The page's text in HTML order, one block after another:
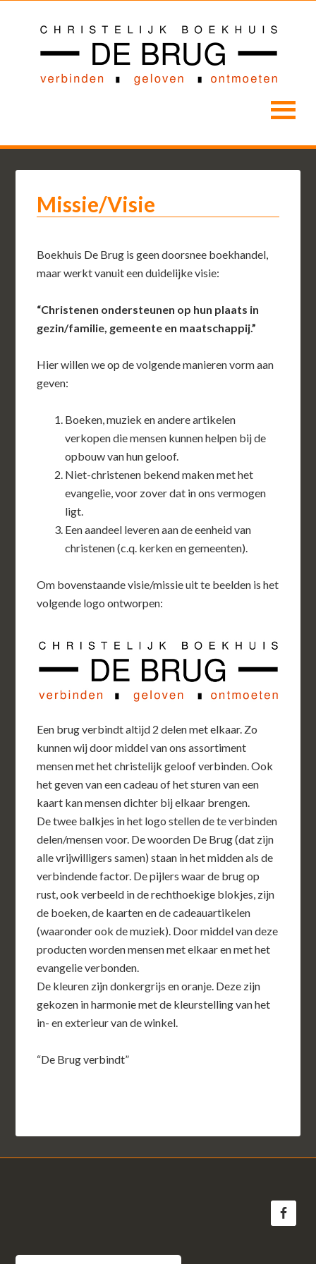
Missie/Visie
Boekhuis De Brug is geen doorsnee boekhandel,
maar werkt vanuit een duidelijke visie:
“Christenen ondersteunen op hun plaats in
gezin/familie, gemeente en maatschappij.”
Hier willen we op de volgende manieren vorm aan
geven:
Boeken, muziek en andere artikelen
verkopen die mensen kunnen helpen bij de
opbouw van hun geloof.
Niet-christenen bekend maken met het
evangelie, voor zover dat in ons vermogen
ligt.
Een aandeel leveren aan de eenheid van
christenen (c.q. kerken en gemeenten).
Om bovenstaande visie/missie uit te beelden is het
volgende logo ontworpen:
Een brug verbindt altijd 2 delen met elkaar. Zo
kunnen wij door middel van ons assortiment
mensen met het christelijk geloof verbinden. Ook
het geven van een cadeau of het sturen van een
kaart kan mensen dichter bij elkaar brengen.
De twee balkjes in het logo stellen de te verbinden
delen/mensen voor. De woorden De Brug (dat zijn
alle vrijwilligers samen) staan in het midden als de
verbindende factor. De pijlers waar de brug op
rust, ook verbeeld in de rechthoekige blokjes, zijn
de boeken, de kaarten en de cadeauartikelen
(waaronder ook de muziek). Door middel van deze
producten worden mensen met elkaar en met het
evangelie verbonden.
De kleuren zijn donkergrijs en oranje. Deze zijn
gekozen in harmonie met de kleurstelling van het
in- en exterieur van de winkel.
“De Brug verbindt”